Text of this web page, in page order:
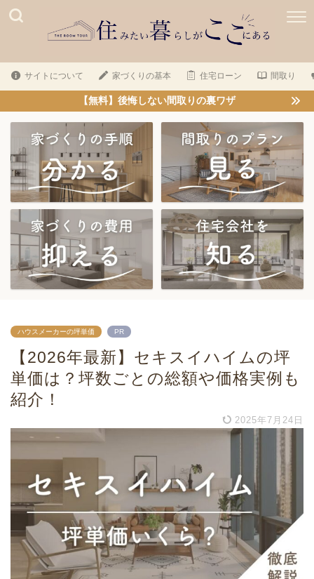
サイトについて 家づくりの基本 住宅ローン 間取り
【無料】後悔しない間取りの裏ワザ
ハウスメーカーの坪単価 PR
【2026年最新】セキスイハイムの坪
単価は？坪数ごとの総額や価格実例も
紹介！
2025年7月24日